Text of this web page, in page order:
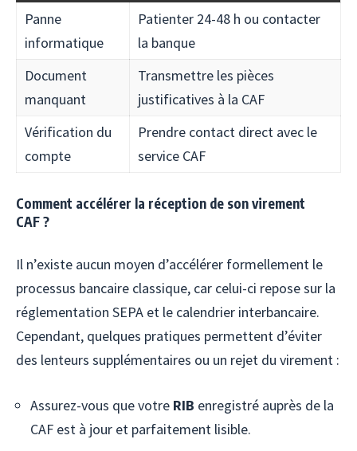
Panne
informatique
Patienter 24-48 h ou contacter
la banque
Document
manquant
Transmettre les pièces
justificatives à la CAF
Vérification du
compte
Prendre contact direct avec le
service CAF
Comment accélérer la réception de son virement
CAF ?
Il n’existe aucun moyen d’accélérer formellement le
processus bancaire classique, car celui-ci repose sur la
réglementation SEPA et le calendrier interbancaire.
Cependant, quelques pratiques permettent d’éviter
des lenteurs supplémentaires ou un rejet du virement :
Assurez-vous que votre RIB enregistré auprès de la
CAF est à jour et parfaitement lisible.